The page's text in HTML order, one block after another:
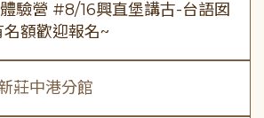
驗營 #8/16興直堡講古-台語囡
額歡迎報名~
莊中港分館